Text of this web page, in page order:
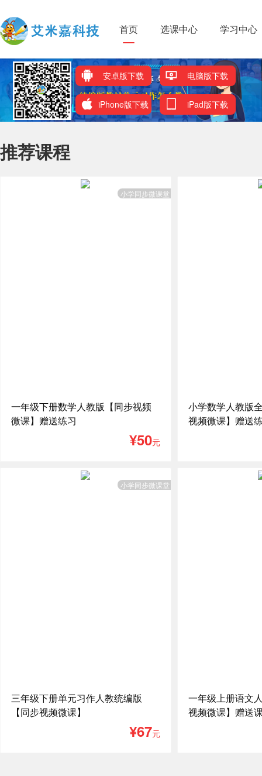
首页 选课中心 学习中心
安卓版下载 电脑版下载
iPhone版下载 iPad版下载
推荐课程
小学同步微课堂
一年级下册数学人教版【同步视频
微课】赠送练习
¥50元
小学数学人教版
视频微课】赠送
小学同步微课堂
三年级下册单元习作人教统编版
【同步视频微课】
¥67元
一年级上册语文
视频微课】赠送